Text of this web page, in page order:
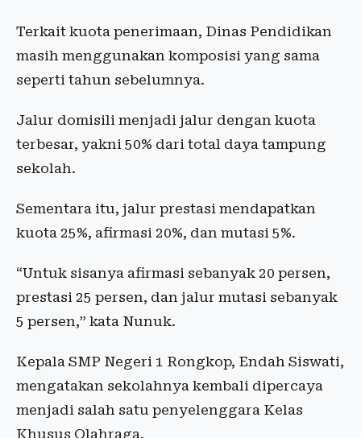
Terkait kuota penerimaan, Dinas Pendidikan
masih menggunakan komposisi yang sama
seperti tahun sebelumnya.
Jalur domisili menjadi jalur dengan kuota
terbesar, yakni 50% dari total daya tampung
sekolah.
Sementara itu, jalur prestasi mendapatkan
kuota 25%, afirmasi 20%, dan mutasi 5%.
“Untuk sisanya afirmasi sebanyak 20 persen,
prestasi 25 persen, dan jalur mutasi sebanyak
5 persen,” kata Nunuk.
Kepala SMP Negeri 1 Rongkop, Endah Siswati,
mengatakan sekolahnya kembali dipercaya
menjadi salah satu penyelenggara Kelas
Khusus Olahraga.